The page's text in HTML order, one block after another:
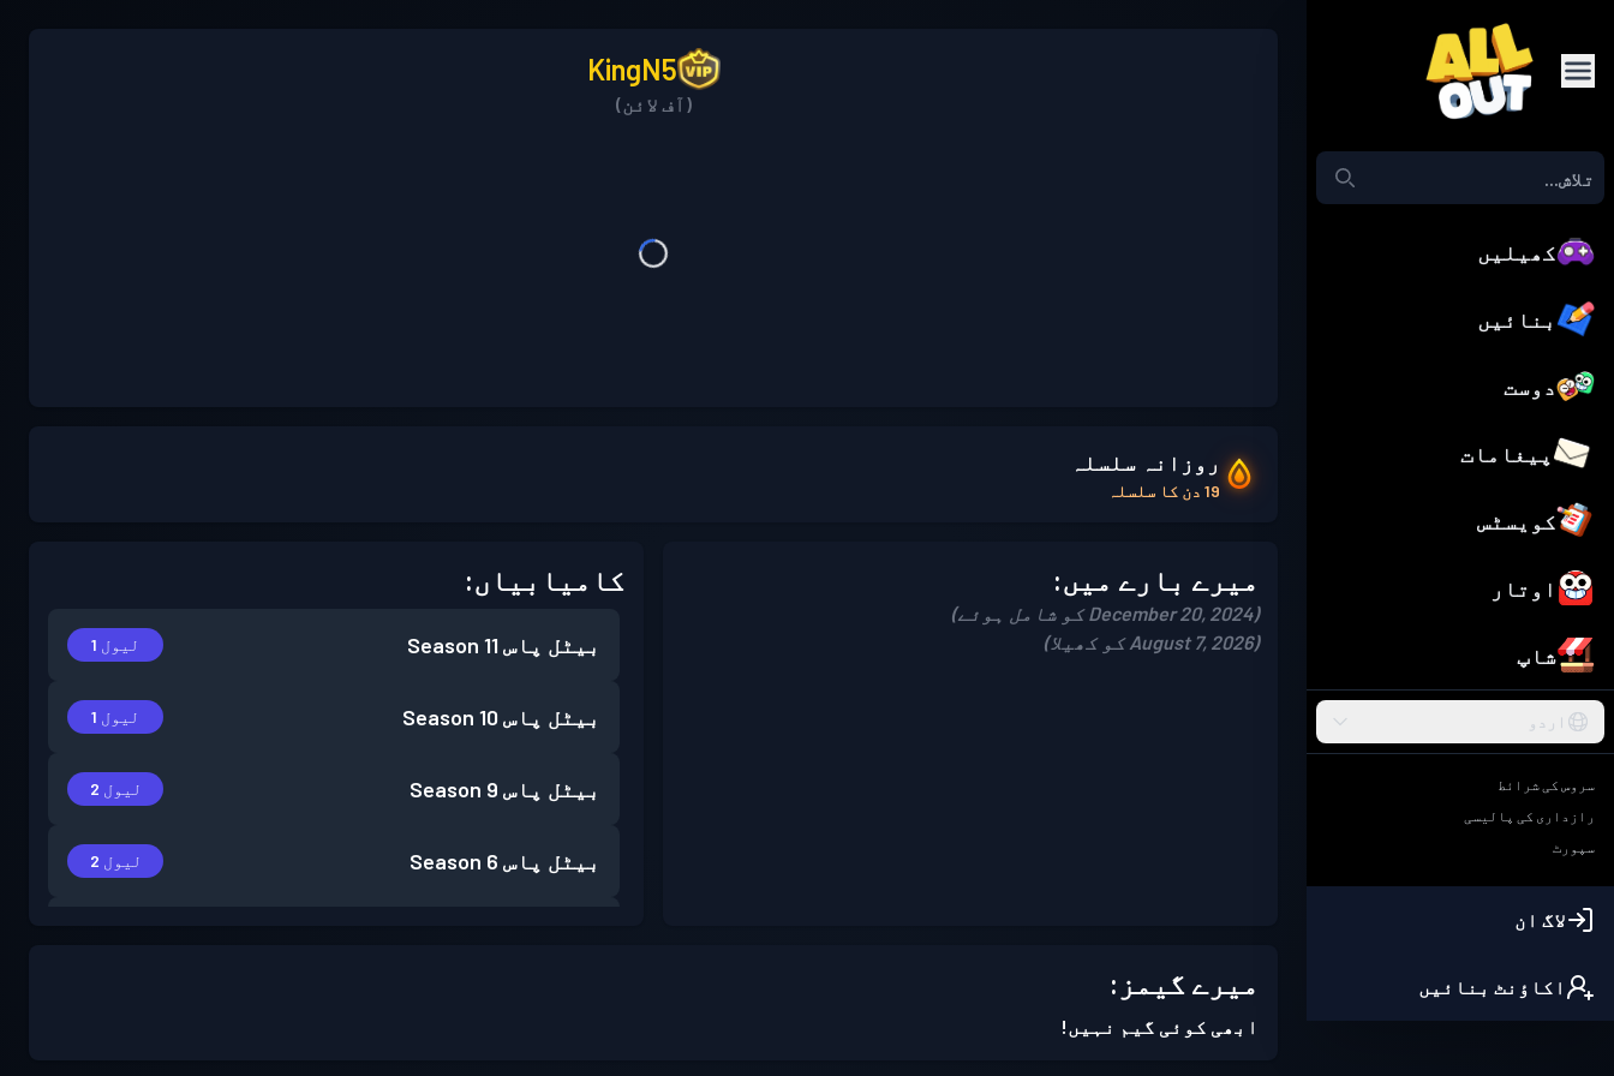
کھیلیں
بنائیں
دوست
پیغامات
کویسٹس
اوتار
شاپ
اردو
سروس کی شرائط
رازداری کی پالیسی
سپورٹ
لاگ ان
اکاؤنٹ بنائیں
KingN5
(آف لائن)
روزانہ سلسلہ
19 دن کا سلسلہ
میرے بارے میں:
(December 20, 2024 کو شامل ہوئے)
(August 7, 2026 کو کھیلا)
کامیابیاں:
بیٹل پاسSeason 11 لیول 1
بیٹل پاسSeason 10 لیول 1
بیٹل پاس Season 9 لیول 2
بیٹل پاس Season 6 لیول 2
میرے گیمز:
ابھی کوئی گیم نہیں!